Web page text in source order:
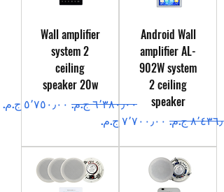
Android Wall
amplifier AL-
902W system
2 ceiling
speaker
عادي
سعر البيع
Wall amplifier
system 2
ceiling
speaker 20w
سعر عادي
سعر البيع